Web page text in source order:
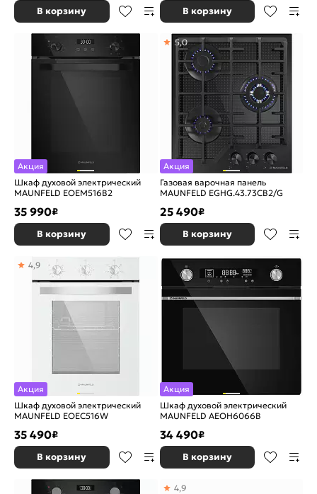
В корзину В корзину
Акция
Шкаф духовой электрический
MAUNFELD EOEM516B2
35 990₽
В корзину
Акция
Газовая варочная панель
MAUNFELD EGHG.43.73CB2/G
5,0
25 490₽
В корзину
Акция
Шкаф духовой электрический
MAUNFELD EOEC516W
4,9
35 490₽
В корзину
Акция
Шкаф духовой электрический
MAUNFELD AEOH6066B
34 490₽
В корзину
4,9